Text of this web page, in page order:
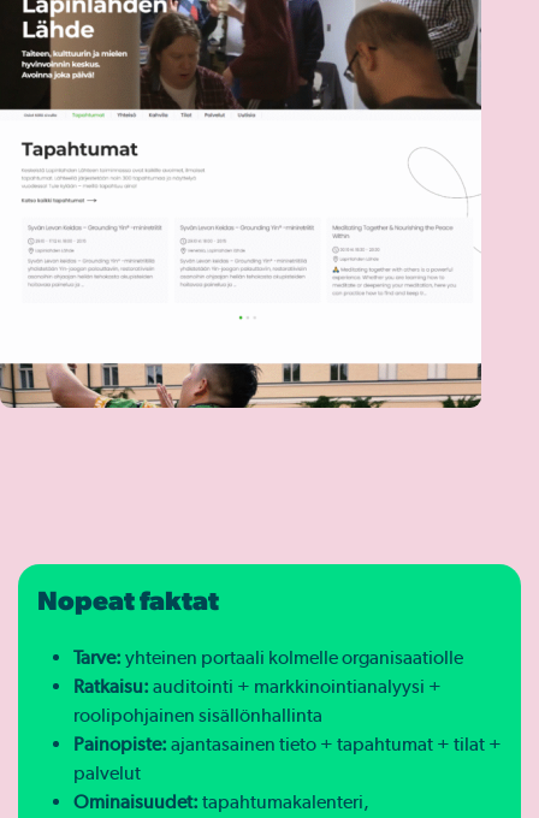
Nopeat faktat
Tarve: yhteinen portaali kolmelle organisaatiolle
Ratkaisu: auditointi + markkinointianalyysi +
roolipohjainen sisällönhallinta
Painopiste: ajantasainen tieto + tapahtumat + tilat +
palvelut
Ominaisuudet: tapahtumakalenteri,